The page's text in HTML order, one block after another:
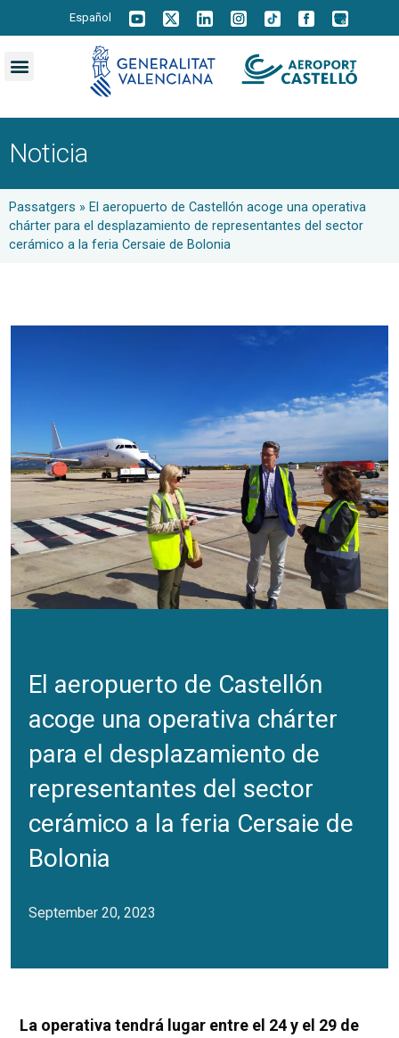
Español
Noticia
Passatgers » El aeropuerto de Castellón acoge una operativa
chárter para el desplazamiento de representantes del sector
cerámico a la feria Cersaie de Bolonia
El aeropuerto de Castellón
acoge una operativa chárter
para el desplazamiento de
representantes del sector
cerámico a la feria Cersaie de
Bolonia
September 20, 2023
La operativa tendrá lugar entre el 24 y el 29 de